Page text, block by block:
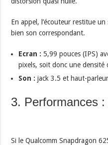
En appel, l’écouteur restitue
bien son correspondant.
Ecran : 5,99 pouces (IPS)
pixels, soit donc une densité
Son : jack 3.5 et haut-
3. Performances
Si le Qualcomm Snapdragon